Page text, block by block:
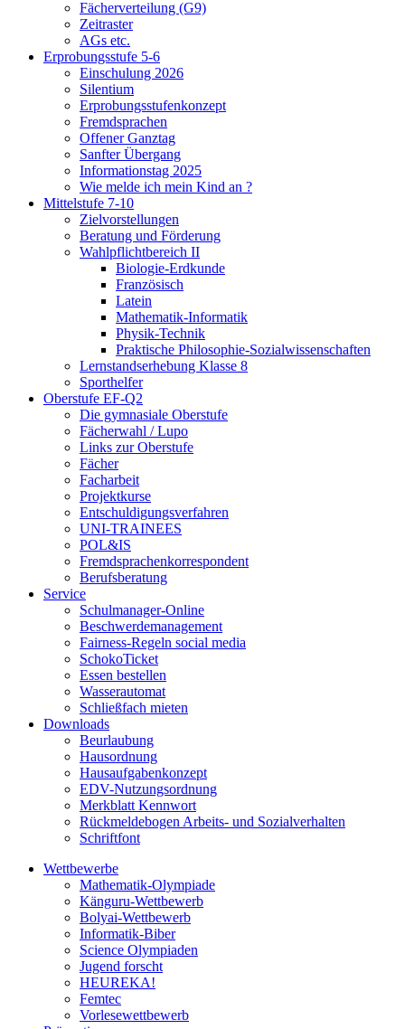
Fächerverteilung (G9)
Zeitraster
AGs etc.
Erprobungsstufe 5-6
Einschulung 2026
Silentium
Erprobungsstufenkonzept
Fremdsprachen
Offener Ganztag
Sanfter Übergang
Informationstag 2025
Wie melde ich mein Kind an ?
Mittelstufe 7-10
Zielvorstellungen
Beratung und Förderung
Wahlpflichtbereich II
Biologie-Erdkunde
Französisch
Latein
Mathematik-Informatik
Physik-Technik
Praktische Philosophie-Sozialwissenschaften
Lernstandserhebung Klasse 8
Sporthelfer
Oberstufe EF-Q2
Die gymnasiale Oberstufe
Fächerwahl / Lupo
Links zur Oberstufe
Fächer
Facharbeit
Projektkurse
Entschuldigungsverfahren
UNI-TRAINEES
POL&IS
Fremdsprachenkorrespondent
Berufsberatung
Service
Schulmanager-Online
Beschwerdemanagement
Fairness-Regeln social media
SchokoTicket
Essen bestellen
Wasserautomat
Schließfach mieten
Downloads
Beurlaubung
Hausordnung
Hausaufgabenkonzept
EDV-Nutzungsordnung
Merkblatt Kennwort
Rückmeldebogen Arbeits- und Sozialverhalten
Schriftfont
Wettbewerbe
Mathematik-Olympiade
Känguru-Wettbewerb
Bolyai-Wettbewerb
Informatik-Biber
Science Olympiaden
Jugend forscht
HEUREKA!
Femtec
Vorlesewettbewerb